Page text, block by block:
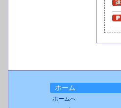
ホーム
ホームへ